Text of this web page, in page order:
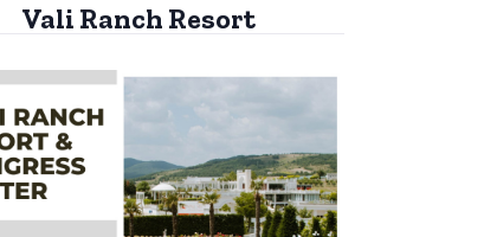
Vali Ranch Resort